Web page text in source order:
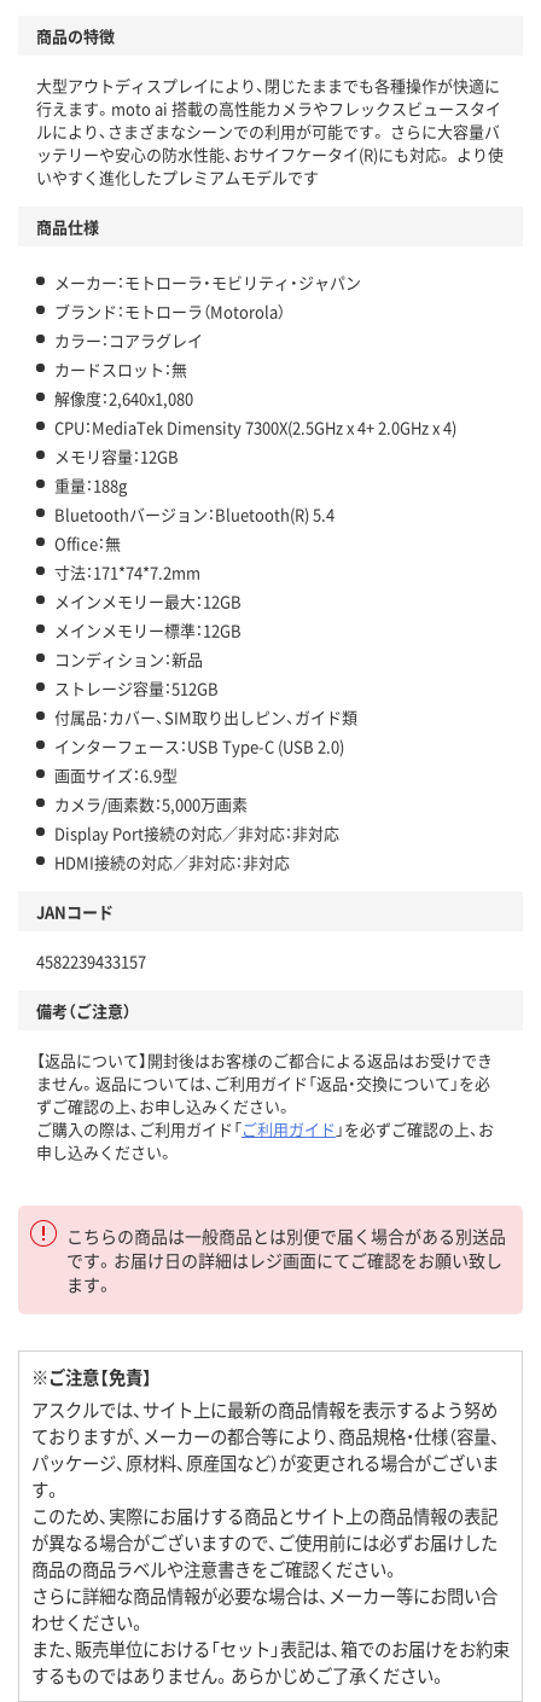
商品の特徴
大型アウトディスプレイにより、閉じたままでも各種操作が快適に
行えます。moto ai 搭載の高性能カメラやフレックスビュースタイ
ルにより、さまざまなシーンでの利用が可能です。 さらに大容量バ
ッテリーや安心の防水性能、おサイフケータイ(R)にも対応。 より使
いやすく進化したプレミアムモデルです
商品仕様
メーカー：モトローラ・モビリティ・ジャパン
ブランド：モトローラ（Motorola）
カラー：コアラグレイ
カードスロット：無
解像度：2,640x1,080
CPU：MediaTek Dimensity 7300X(2.5GHz x 4+ 2.0GHz x 4)
メモリ容量：12GB
重量：188g
Bluetoothバージョン：Bluetooth(R) 5.4
Office：無
寸法：171*74*7.2mm
メインメモリー最大：12GB
メインメモリー標準：12GB
コンディション：新品
ストレージ容量：512GB
付属品：カバー、SIM取り出しピン、ガイド類
インターフェース：USB Type-C (USB 2.0)
画面サイズ：6.9型
カメラ/画素数：5,000万画素
Display Port接続の対応／非対応：非対応
HDMI接続の対応／非対応：非対応
JANコード
4582239433157
備考（ご注意）
【返品について】開封後はお客様のご都合による返品はお受けでき
ません。返品については、ご利用ガイド「返品・交換について」を必
ずご確認の上、お申し込みください。
ご購入の際は、ご利用ガイド「ご利用ガイド 」を必ずご確認の上、お
申し込みください。
こちらの商品は一般商品とは別便で届く場合がある別送品
です。お届け日の詳細はレジ画面にてご確認をお願い致し
ます。
※ご注意【免責】
アスクルでは、サイト上に最新の商品情報を表示するよう努め
ておりますが、メーカーの都合等により、商品規格・仕様（容量、
パッケージ、原材料、原産国など）が変更される場合がございま
す。
このため、実際にお届けする商品とサイト上の商品情報の表記
が異なる場合がございますので、ご使用前には必ずお届けした
商品の商品ラベルや注意書きをご確認ください。
さらに詳細な商品情報が必要な場合は、メーカー等にお問い合
わせください。
また、販売単位における「セット」表記は、箱でのお届けをお約束
するものではありません。あらかじめご了承ください。